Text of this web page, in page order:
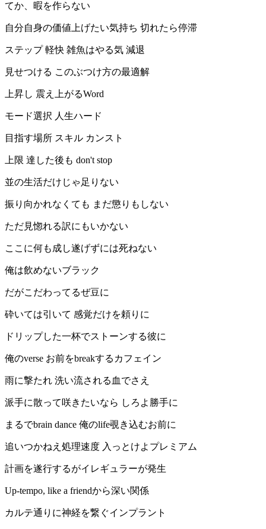
てか、暇を作らない
自分自身の価値上げたい気持ち 切れたら停滞
ステップ 軽快 雑魚はやる気 減退
見せつける このぶつけ方の最適解
上昇し 震え上がるWord
モード選択 人生ハード
目指す場所 スキル カンスト
上限 達した後も don't stop
並の生活だけじゃ足りない
振り向かれなくても まだ懲りもしない
ただ見惚れる訳にもいかない
ここに何も成し遂げずには死ねない
俺は飲めないブラック
だがこだわってるぜ豆に
砕いては引いて 感覚だけを頼りに
ドリップした一杯でストーンする彼に
俺のverse お前をbreakするカフェイン
雨に撃たれ 洗い流される血でさえ
派手に散って咲きたいなら しろよ勝手に
まるでbrain dance 俺のlife覗き込むお前に
追いつかねえ処理速度 入っとけよプレミアム
計画を遂行するがイレギュラーが発生
Up-tempo, like a friendから深い関係
カルテ通りに神経を繋ぐインプラント